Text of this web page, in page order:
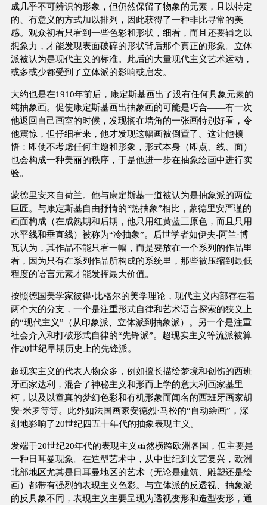
成几乎不可辨识的形象，但仍然保留了物象的元素，且以特定
的、有意义的方式加以排列，因此获得了一种非比寻常的美
感。观众初看只看到一些色彩和形状，细看，而且还要辅之以
想象力，才能发现表面破碎的形状背后那个真正的形象。立体
派被认为是现代主义的标准。此后的大量现代主义艺术运动，
或多或少都受到了立体派的影响或启发。
大约也是在1910年前后，康定斯基画出了没有任何具象元素的
纯抽象画。促使康定斯基画出抽象画的可能是巧合——有一次
他返回自己画室的时候，发现搁在墙角的一张画特别好看，令
他震惊，但仔细看来，他才发现这幅画被倒置了。这让他顿
悟：即使不考虑任何主题和形象，形式本身（即点、线、面）
也会构成一种美丽的秩序，于是他进一步在抽象绘画中进行实
验。
蒙德里安来自荷兰。他与康定斯基一道被认为是抽象派的两位
巨匠。与康定斯基自由抒情的“热抽象”相比，蒙德里安严谨的
画面构成（在成熟期和后期，他只用红黄蓝三原色，而且只用
水平线和垂直线）被称为“冷抽象”。后世学者如伊夫-阿兰·博
瓦认为，其作品不能只看一幅，而是要放在一个系列的作品里
看，因为只有在系列作品所构成的系统里，那些被压缩到最低
程度的语言元素才能发挥最大价值。
按照德国美学家彼得·比格尔的美学理论，现代主义内部存在着
两个大的分支，一个是注重形式自律和艺术语言探索的狭义上
的“现代主义”（从印象派、立体派到抽象派）。另一个是注重
社会介入和打破形式自律的“先锋派”。超现实主义等流派被算
作20世纪早期历史上的先锋派。
超现实主义的代表人物众多，例如擅长描绘梦境和创伤的西班
牙画家达利，混合了神秘主义和形而上学的意大利画家基里
柯，以及以童真的梦幻色彩和有机形象而闻名的西班牙画家胡
安·米罗等等。此外如法国画家安德烈·马松的“自动绘画”，深
刻地影响了20世纪四五十年代的抽象表现主义。
发端于20世纪20年代的表现主义虽然横跨欧洲各国，但主要是
一种日耳曼现象。在造型艺术中，从中世纪到文艺复兴，欧洲
北部地区尤其是日耳曼地区的艺术（无论是建筑、雕塑还是绘
画）都带有强烈的表现主义色彩。与立体派的反透视、抽象派
的反具象不同，表现主义主要呈现为透视变形和造型变形，通